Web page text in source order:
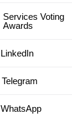
Services Voting
Awards
LinkedIn
Telegram
WhatsApp